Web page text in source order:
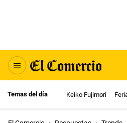
Temas del día Keiko Fujimori